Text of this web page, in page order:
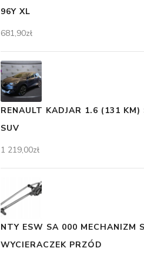
96Y XL
681,90zł
RENAULT KADJAR 1.6 (131
SUV
1 219,00zł
NTY ESW SA 000 MECHANIZM
WYCIERACZEK PRZÓD